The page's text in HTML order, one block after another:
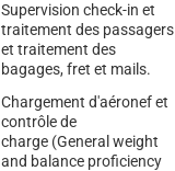
Supervision check-in et
traitement des passagers
et traitement des
bagages, fret et mails.
Chargement d'aéronef et
contrôle de
charge (General weight
and balance proficiency